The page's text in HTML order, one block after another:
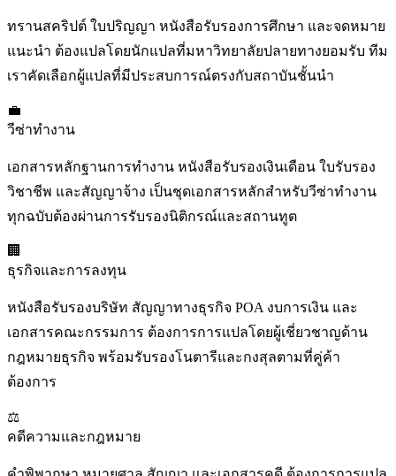
ทรานสคริปต์ ใบปริญญา หนังสือรับรองการศึกษา และจดหมาย
แนะนำ ต้องแปลโดยนักแปลที่มหาวิทยาลัยปลายทางยอมรับ ทีม
เราคัดเลือกผู้แปลที่มีประสบการณ์ตรงกับสถาบันชั้นนำ
💼
วีซ่าทำงาน
เอกสารหลักฐานการทำงาน หนังสือรับรองเงินเดือน ใบรับรอง
วิชาชีพ และสัญญาจ้าง เป็นชุดเอกสารหลักสำหรับวีซ่าทำงาน
ทุกฉบับต้องผ่านการรับรองนิติกรณ์และสถานทูต
🏢
ธุรกิจและการลงทุน
หนังสือรับรองบริษัท สัญญาทางธุรกิจ POA งบการเงิน และ
เอกสารคณะกรรมการ ต้องการการแปลโดยผู้เชี่ยวชาญด้าน
กฎหมายธุรกิจ พร้อมรับรองโนตารีและกงสุลตามที่คู่ค้า
ต้องการ
⚖️
คดีความและกฎหมาย